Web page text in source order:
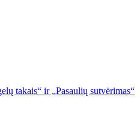
takais“ ir „Pasaulių sutvėrimas“